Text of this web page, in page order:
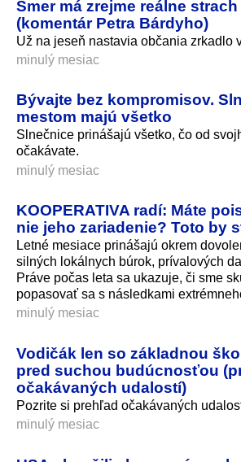
Smer má zrejme reálne
(komentár Petra Bárdyho)
Už na jeseň nastavia občania zrkadlo
minulý mesiac
Bývajte bez kompromisov.
mestom majú všetko
Slnečnice prinášajú všetko, čo od
očakávate.
minulý mesiac
KOOPERATIVA radí: Máte
nie jeho zariadenie? Toto by
Letné mesiace prinášajú okrem
silných lokálnych búrok, prívalových
Práve počas leta sa ukazuje, či sme
popasovať sa s následkami
minulý mesiac
Vodičák len so základnou
pred suchou budúcnosťou
očakávaných udalostí)
Pozrite si prehľad očakávaných
minulý mesiac